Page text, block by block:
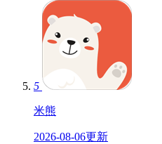
5
米熊
2026-08-06更新